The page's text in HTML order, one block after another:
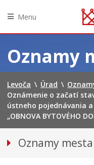
obsah
Menu
Oznamy
Levoča \ Úrad \
Oznámenie o začatí
ústneho pojednávania
„OBNOVA BYTOVÉHO
Oznamy mesta